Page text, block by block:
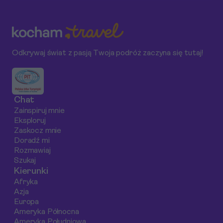
regionu, idealnych
stawiających
zwrócić uwagę
Odkrywaj świat z pasją Twoja podróż zaczyna się tutaj!
Chat
Zainspiruj mnie
Eksploruj
Zaskocz mnie
Doradź mi
Rozmawiaj
Szukaj
Kierunki
Afryka
Azja
Europa
Ameryka Północna